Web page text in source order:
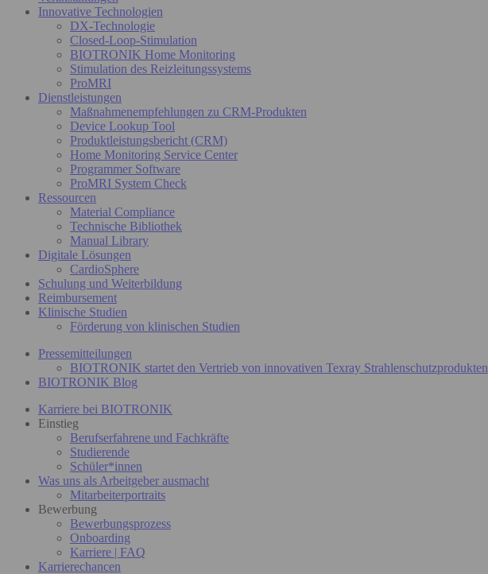
Innovative Technologien
DX-Technologie
Closed-Loop-Stimulation
BIOTRONIK Home Monitoring
Stimulation des Reizleitungssystems
ProMRI
Dienstleistungen
Maßnahmenempfehlungen zu CRM-Produkten
Device Lookup Tool
Produktleistungsbericht (CRM)
Home Monitoring Service Center
Programmer Software
ProMRI System Check
Ressourcen
Material Compliance
Technische Bibliothek
Manual Library
Digitale Lösungen
CardioSphere
Schulung und Weiterbildung
Reimbursement
Klinische Studien
Förderung von klinischen Studien
Pressemitteilungen
BIOTRONIK startet den Vertrieb von innovativen Texray Strahlenschutzprodukten
BIOTRONIK Blog
Karriere bei BIOTRONIK
Einstieg
Berufserfahrene und Fachkräfte
Studierende
Schüler*innen
Was uns als Arbeitgeber ausmacht
Mitarbeiterportraits
Bewerbung
Bewerbungsprozess
Onboarding
Karriere | FAQ
Karrierechancen